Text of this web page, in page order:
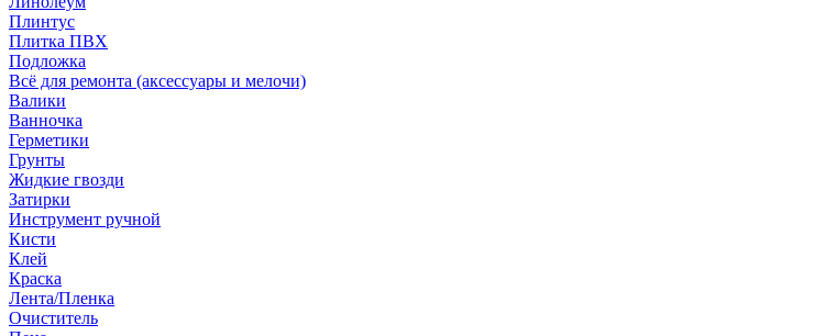
Плинтус
Плитка ПВХ
Подложка
Всё для ремонта (аксессуары и мелочи)
Валики
Ванночка
Герметики
Грунты
Жидкие гвозди
Затирки
Инструмент ручной
Кисти
Клей
Краска
Лента/Пленка
Очиститель